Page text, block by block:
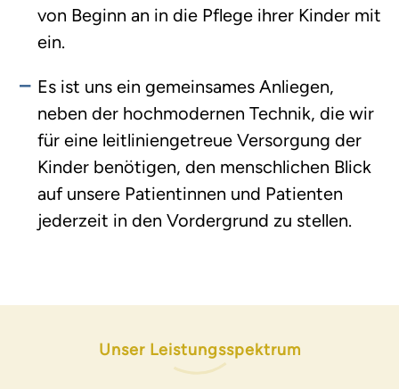
von Beginn an in die Pflege ihrer Kinder mit
ein.
Es ist uns ein gemeinsames Anliegen,
neben der hochmodernen Technik, die wir
für eine leitliniengetreue Versorgung der
Kinder benötigen, den menschlichen Blick
auf unsere Patientinnen und Patienten
jederzeit in den Vordergrund zu stellen.
Unser Leistungsspektrum